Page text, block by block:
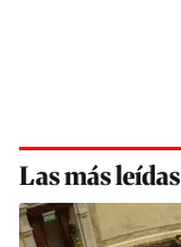
Las más leídas